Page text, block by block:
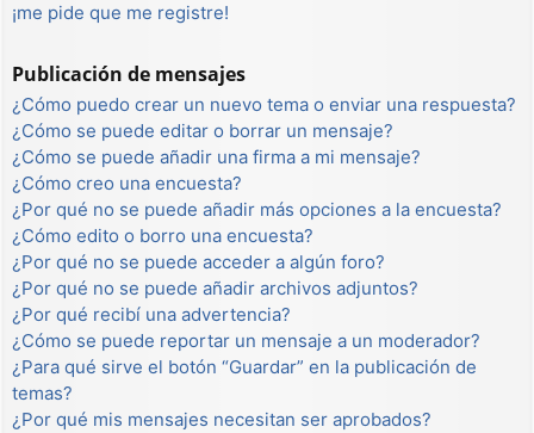
¡me pide que me registre!
Publicación de mensajes
¿Cómo puedo crear un nuevo tema o enviar una respuesta?
¿Cómo se puede editar o borrar un mensaje?
¿Cómo se puede añadir una firma a mi mensaje?
¿Cómo creo una encuesta?
¿Por qué no se puede añadir más opciones a la encuesta?
¿Cómo edito o borro una encuesta?
¿Por qué no se puede acceder a algún foro?
¿Por qué no se puede añadir archivos adjuntos?
¿Por qué recibí una advertencia?
¿Cómo se puede reportar un mensaje a un moderador?
¿Para qué sirve el botón “Guardar” en la publicación de
temas?
¿Por qué mis mensajes necesitan ser aprobados?